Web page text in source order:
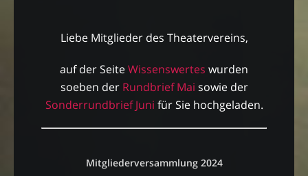
Liebe Mitglieder des Theatervereins,
auf der SeiteWissenswertes wurden
soeben der Rundbrief Mai sowie der
Sonderrundbrief Juni für Sie hochgeladen.
Mitgliederversammlung 2024